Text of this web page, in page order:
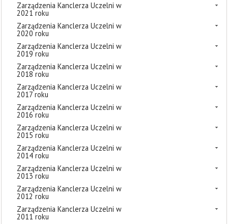
Zarządzenia Kanclerza Uczelni w
2021 roku
Zarządzenia Kanclerza Uczelni w
2020 roku
Zarządzenia Kanclerza Uczelni w
2019 roku
Zarządzenia Kanclerza Uczelni w
2018 roku
Zarządzenia Kanclerza Uczelni w
2017 roku
Zarządzenia Kanclerza Uczelni w
2016 roku
Zarządzenia Kanclerza Uczelni w
2015 roku
Zarządzenia Kanclerza Uczelni w
2014 roku
Zarządzenia Kanclerza Uczelni w
2013 roku
Zarządzenia Kanclerza Uczelni w
2012 roku
Zarządzenia Kanclerza Uczelni w
2011 roku